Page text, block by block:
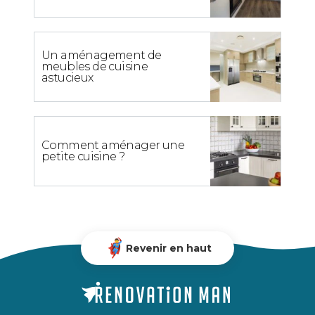
Un aménagement de
meubles de cuisine
astucieux
Comment aménager une
petite cuisine ?
Revenir en haut